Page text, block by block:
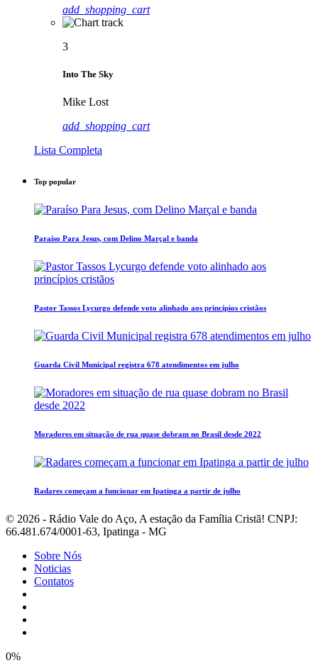
add_shopping_cart
3
Into The Sky
Mike Lost
add_shopping_cart
Lista Completa
Top popular
Paraíso Para Jesus, com Delino Marçal e banda
Pastor Tassos Lycurgo defende voto alinhado aos princípios cristãos
Guarda Civil Municipal registra 678 atendimentos em julho
Moradores em situação de rua quase dobram no Brasil desde 2022
Radares começam a funcionar em Ipatinga a partir de julho
© 2026 - Rádio Vale do Aço, A estação da Família Cristã! CNPJ:
66.481.674/0001-63, Ipatinga - MG
Sobre Nós
Noticias
Contatos
0%